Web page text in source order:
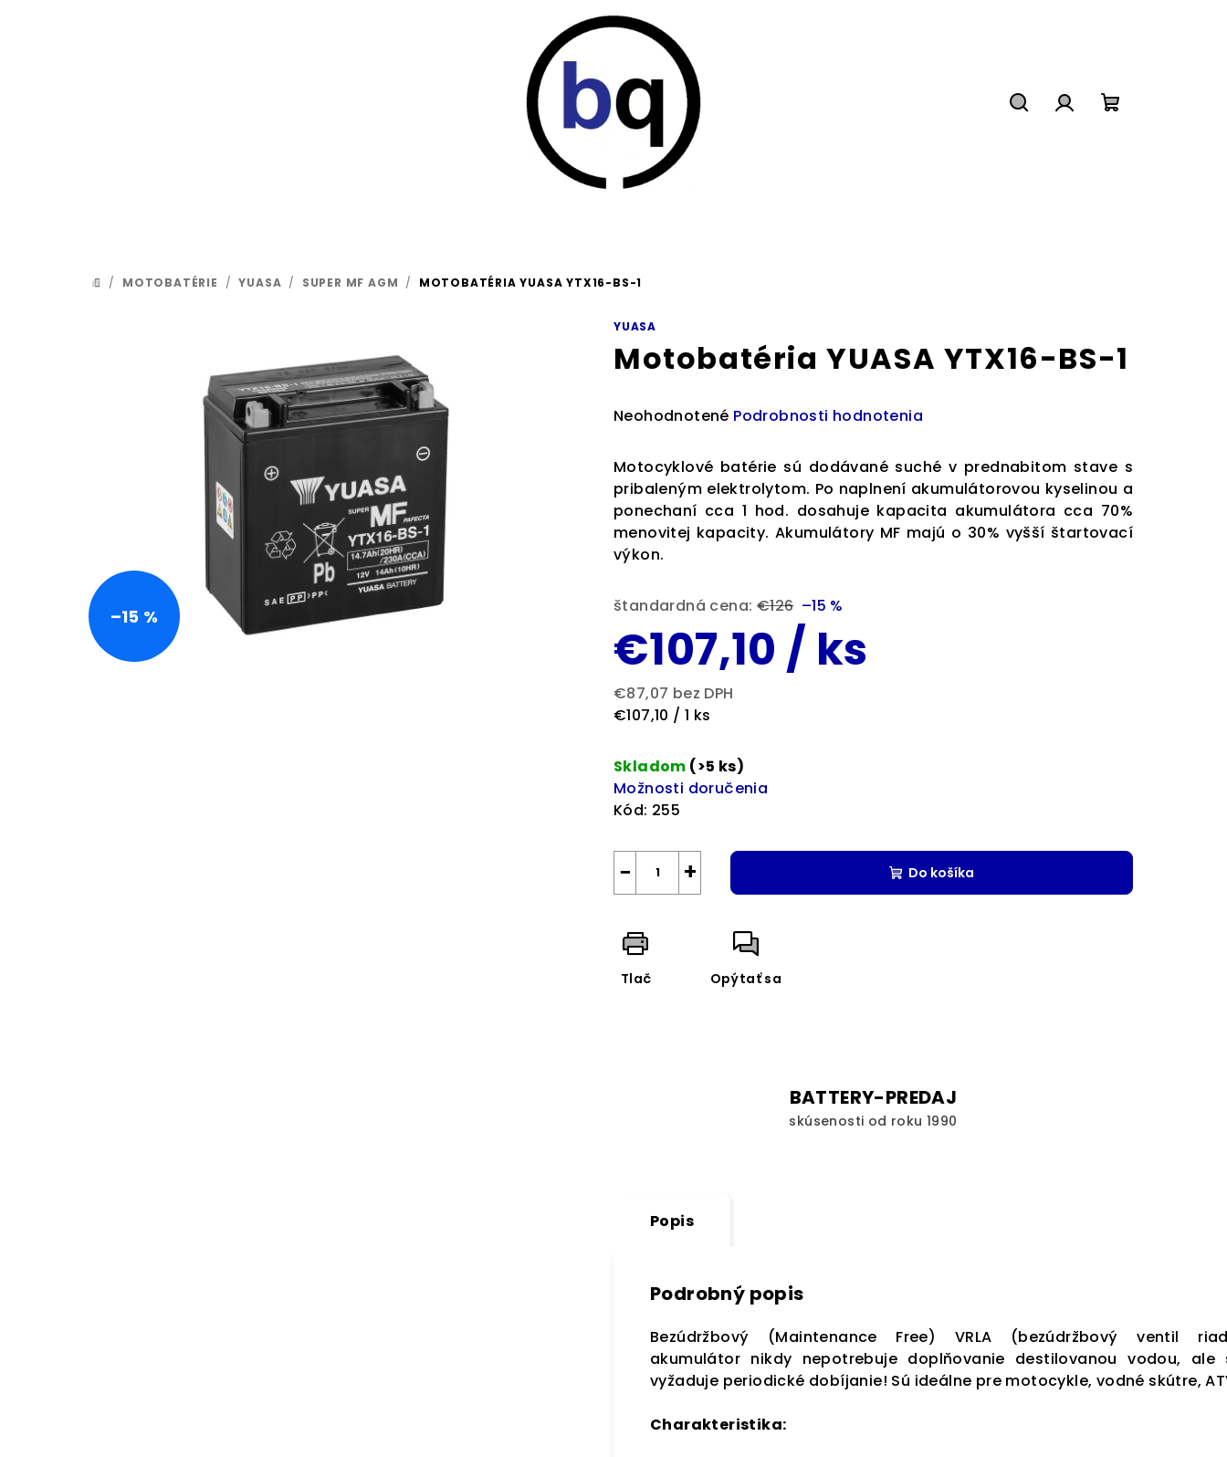
DOMOV
/ MOTOBATÉRIE / YUASA / SUPER MF AGM / MOTOBATÉRIA YUASA YTX16-BS-1
YUASA
Motobatéria YUASA YTX16-BS-1
Priemerné
produktu
je
0,0
z
5
hviezdičiek.
Neohodnotené Podrobnosti hodnotenia
Motocyklové batérie sú dodávané suché v prednabitom stave s
pribaleným elektrolytom. Po naplnení akumulátorovou kyselinou a
ponechaní cca 1 hod. dosahuje kapacita akumulátora cca 70%
menovitej kapacity. Akumulátory MF majú o 30% vyšší štartovací
výkon.
štandardná cena: €126 –15 %
€107,10 / ks
€87,07 bez DPH
Jednotková
€107,10 / 1 ks
Skladom (>5 ks)
Možnosti doručenia
Kód: 255
+
− Do košíka
Tlač Opýtať sa
–15 %
BATTERY-PREDAJ
skúsenosti od roku 1990
Popis
Podrobný popis
Bezúdržbový (Maintenance Free) VRLA (bezúdržbový ventil
akumulátor nikdy nepotrebuje doplňovanie destilovanou vodou, ale
vyžaduje periodické dobíjanie! Sú ideálne pre motocykle, vodné skútre,
Charakteristika: